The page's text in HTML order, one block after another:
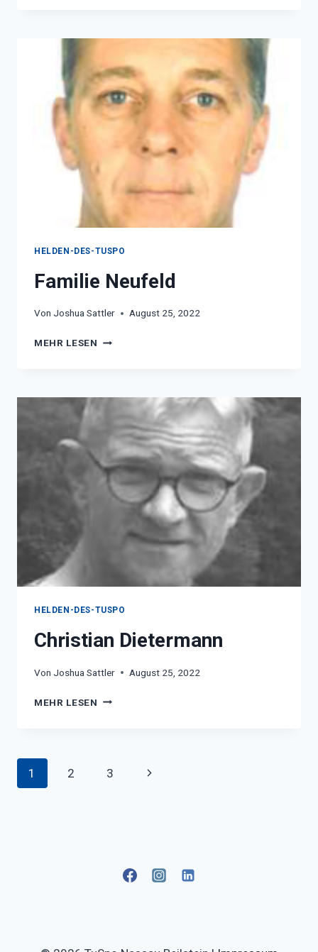
HELDEN-DES-TUSPO
Familie Neufeld
Von Joshua Sattler August 25, 2022
MEHR LESEN FAMILIE
HELDEN-DES-TUSPO
Christian Dietermann
Von Joshua Sattler August 25, 2022
MEHR LESEN CHRISTIAN
Seitennavigation
1 2 3
Nächste